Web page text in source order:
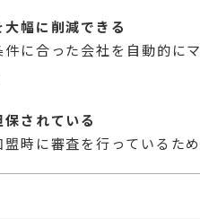
幅に削減できる
に合った会社を自動的に
されている
時に審査を行っているた